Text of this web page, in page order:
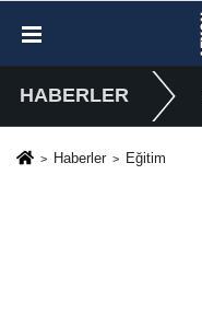
HABERLER
Haberler Eğitim